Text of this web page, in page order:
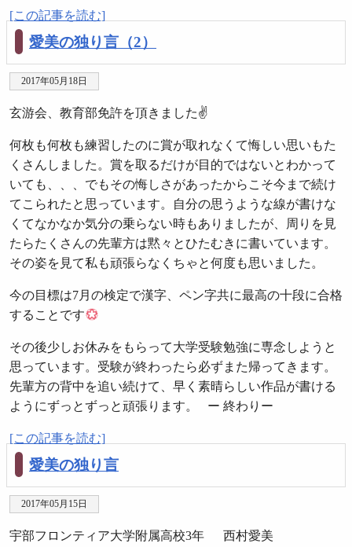
[この記事を読む]
愛美の独り言（2）
2017年05月18日
玄游会、教育部免許を頂きました✌️
何枚も何枚も練習したのに賞が取れなくて悔しい思いもた
くさんしました。賞を取るだけが目的ではないとわかって
いても、、、でもその悔しさがあったからこそ今まで続け
てこられたと思っています。自分の思うような線が書けな
くてなかなか気分の乗らない時もありましたが、周りを見
たらたくさんの先輩方は黙々とひたむきに書いています。
その姿を見て私も頑張らなくちゃと何度も思いました。
今の目標は7月の検定で漢字、ペン字共に最高の十段に合格
することです
その後少しお休みをもらって大学受験勉強に専念しようと
思っています。受験が終わったら必ずまた帰ってきます。
先輩方の背中を追い続けて、早く素晴らしい作品が書ける
ようにずっとずっと頑張ります。 ー 終わりー
[この記事を読む]
愛美の独り言
2017年05月15日
宇部フロンティア大学附属高校3年 西村愛美